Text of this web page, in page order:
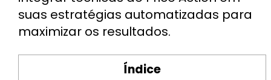
suas estratégias automatizadas para
maximizar os resultados.
Índice